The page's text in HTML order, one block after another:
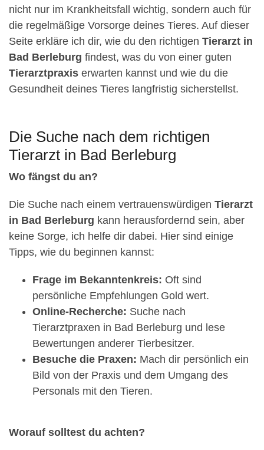
nicht nur im Krankheitsfall wichtig, sondern auch für
die regelmäßige Vorsorge deines Tieres. Auf dieser
Seite erkläre ich dir, wie du den richtigen Tierarzt in
Bad Berleburg findest, was du von einer guten
Tierarztpraxis erwarten kannst und wie du die
Gesundheit deines Tieres langfristig sicherstellst.
Die Suche nach dem richtigen
Tierarzt in Bad Berleburg
Wo fängst du an?
Die Suche nach einem vertrauenswürdigen Tierarzt
in Bad Berleburg kann herausfordernd sein, aber
keine Sorge, ich helfe dir dabei. Hier sind einige
Tipps, wie du beginnen kannst:
Frage im Bekanntenkreis: Oft sind
persönliche Empfehlungen Gold wert.
Online-Recherche: Suche nach
Tierarztpraxen in Bad Berleburg und lese
Bewertungen anderer Tierbesitzer.
Besuche die Praxen: Mach dir persönlich ein
Bild von der Praxis und dem Umgang des
Personals mit den Tieren.
Worauf solltest du achten?